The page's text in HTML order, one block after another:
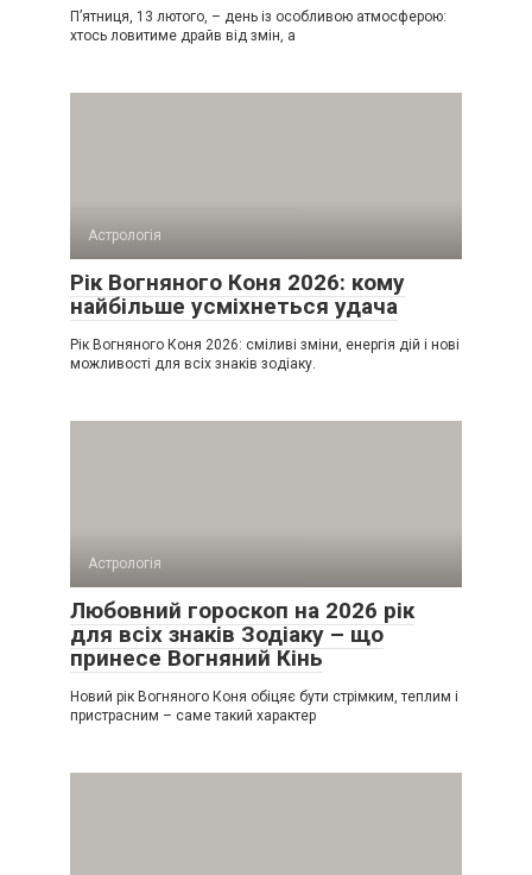
П’ятниця, 13 лютого, – день із особливою атмосферою:
хтось ловитиме драйв від змін, а
Астрологія
Рік Вогняного Коня 2026: кому
найбільше усміхнеться удача
Рік Вогняного Коня 2026: сміливі зміни, енергія дій і нові
можливості для всіх знаків зодіаку.
Астрологія
Любовний гороскоп на 2026 рік
для всіх знаків Зодіаку – що
принесе Вогняний Кінь
Новий рік Вогняного Коня обіцяє бути стрімким, теплим і
пристрасним – саме такий характер